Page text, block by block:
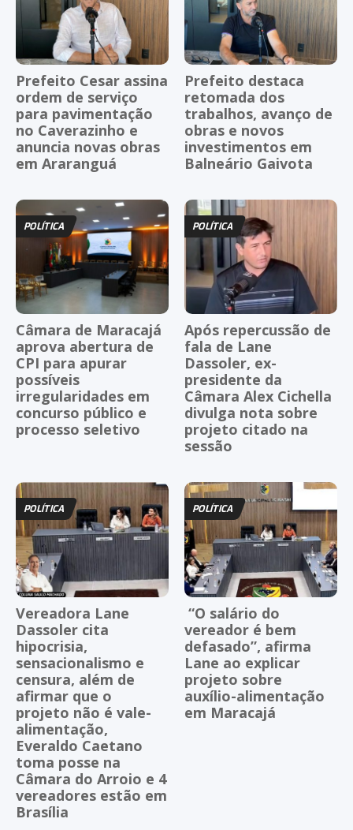
Prefeito Cesar assina
ordem de serviço
para pavimentação
no Caverazinho e
anuncia novas obras
em Araranguá
Prefeito destaca
retomada dos
trabalhos, avanço de
obras e novos
investimentos em
Balneário Gaivota
POLÍTICA
Câmara de Maracajá
aprova abertura de
CPI para apurar
possíveis
irregularidades em
concurso público e
processo seletivo
POLÍTICA
Após repercussão de
fala de Lane
Dassoler, ex-
presidente da
Câmara Alex Cichella
divulga nota sobre
projeto citado na
sessão
POLÍTICA
Vereadora Lane
Dassoler cita
hipocrisia,
sensacionalismo e
censura, além de
afirmar que o
projeto não é vale-
alimentação,
Everaldo Caetano
toma posse na
Câmara do Arroio e 4
vereadores estão em
Brasília
POLÍTICA
“O salário do
vereador é bem
defasado”, afirma
Lane ao explicar
projeto sobre
auxílio-alimentação
em Maracajá